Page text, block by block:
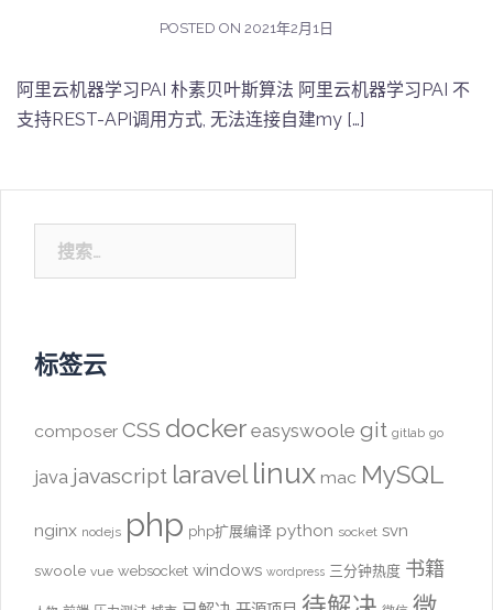
POSTED ON 2021年2月1日
阿里云机器学习PAI 朴素贝叶斯算法 阿里云机器学习PAI 不
支持REST-API调用方式, 无法连接自建my […]
索：
标签云
composer CSS docker easyswoole git gitlab go
java javascript laravel linux mac MySQL
nginx nodejs php php扩展编译 python socket svn
swoole vue websocket windows wordpress 三分钟热度 书籍